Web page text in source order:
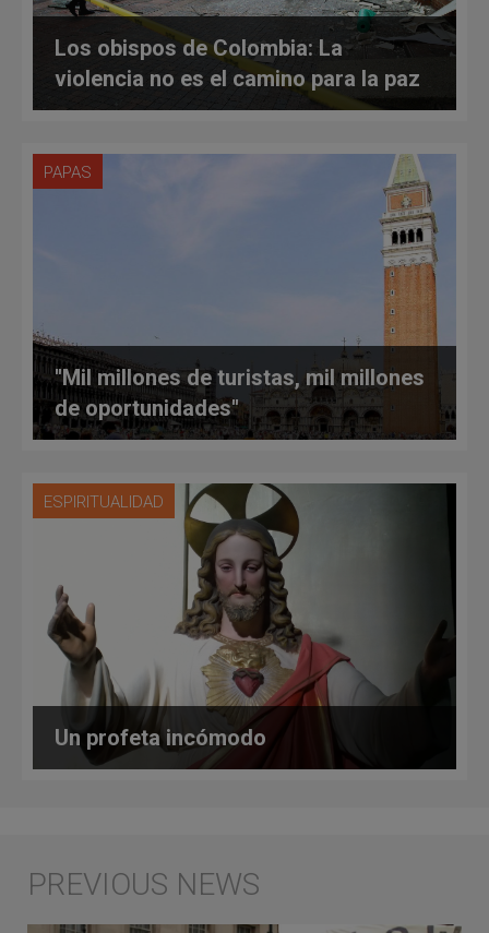
Los obispos de Colombia: La
violencia no es el camino para la paz
PAPAS
''Mil millones de turistas, mil millones
de oportunidades''
ESPIRITUALIDAD
Un profeta incómodo